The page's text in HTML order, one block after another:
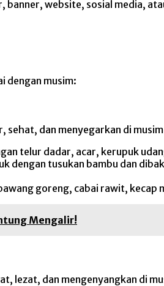
website, sosial media,
dengan musim:
dan menyegarkan di
telur dadar, acar, kerupuk
dengan tusukan bambu dan
goreng, cabai rawit, kecap
Mengalir!
lezat, dan mengenyangkan di